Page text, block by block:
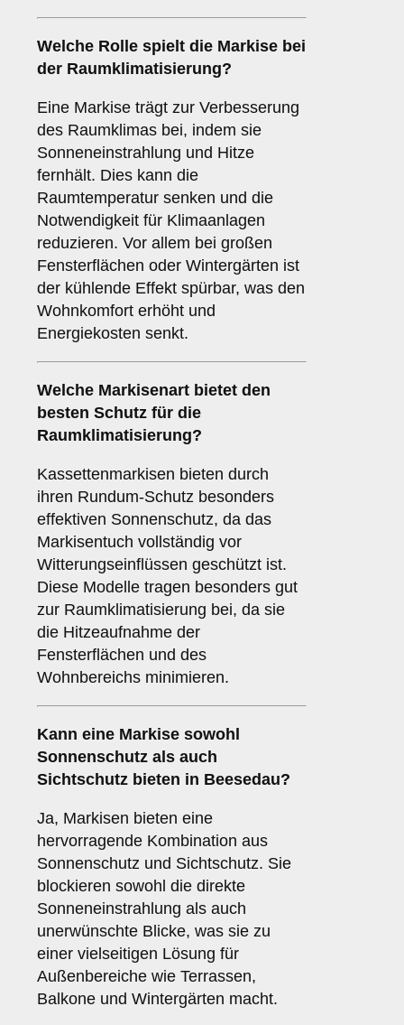
Welche Rolle spielt die Markise bei
der Raumklimatisierung?
Eine Markise trägt zur Verbesserung
des Raumklimas bei, indem sie
Sonneneinstrahlung und Hitze
fernhält. Dies kann die
Raumtemperatur senken und die
Notwendigkeit für Klimaanlagen
reduzieren. Vor allem bei großen
Fensterflächen oder Wintergärten ist
der kühlende Effekt spürbar, was den
Wohnkomfort erhöht und
Energiekosten senkt.
Welche Markisenart bietet den
besten Schutz für die
Raumklimatisierung?
Kassettenmarkisen bieten durch
ihren Rundum-Schutz besonders
effektiven Sonnenschutz, da das
Markisentuch vollständig vor
Witterungseinflüssen geschützt ist.
Diese Modelle tragen besonders gut
zur Raumklimatisierung bei, da sie
die Hitzeaufnahme der
Fensterflächen und des
Wohnbereichs minimieren.
Kann eine Markise sowohl
Sonnenschutz als auch
Sichtschutz bieten in Beesedau?
Ja, Markisen bieten eine
hervorragende Kombination aus
Sonnenschutz und Sichtschutz. Sie
blockieren sowohl die direkte
Sonneneinstrahlung als auch
unerwünschte Blicke, was sie zu
einer vielseitigen Lösung für
Außenbereiche wie Terrassen,
Balkone und Wintergärten macht.